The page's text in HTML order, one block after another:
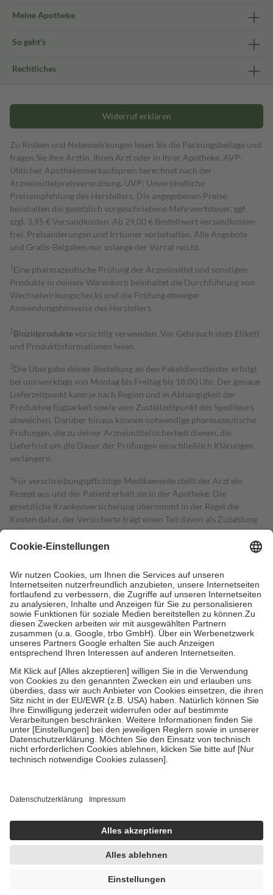
Meine Apotheke
So geht's
Rechtliches
Widerruf erklären
Zu Risiken und Nebenwirkungen lesen Sie die Packungsbeilage und
fragen Sie Ihre Ärztin, Ihren Arzt oder in Ihrer Apotheke. AVP:
Üblicher Apothekenverkaufspreis berechnet nach der
Arzneimittelpreisverordnung. UVP: Unverbindliche
Preisempfehlung des Herstellers. Die angegebenen Preise
beinhalten die gesetzlich vorgeschriebene Mehrwertsteuer, ggf.
zzgl. 3,95 € Versandkosten. Ab 29,00 € Bestell­wert versand­kosten­
frei. Preisänderungen und Irrtümer vorbehalten. Alle Angebote
und Gratis-Beigaben nur solange der Vorrat reicht.
1 Eine pharmazeutische Prüfung der Arzneimittel und sonstigen
Produkte in deinem Warenkorb beinhaltet die Durchführung von
Wechselwirkungschecks und die Prüfung etwaiger
Anwendungshinweise des Herstellers.
2Biozidproduktevorsichtig verwenden. Vor Gebrauch stets Etikett
und Produktinformationen lesen.
3Die Übergabe deiner Bestellung an den Paketdienstleister erfolgt
bei uns werktags von Montag bis Freitag bis 18:00 Uhr. Der genaue
Lieferzeitpunkt kann je nach Region und in Abhängigkeit der
Produktverfügbarkeit sowie vom Zustellzeitpunkt des Spediteurs
abweichen. Darüber hinaus können notwendige pharmazeutische
Prüfungen, die zu deiner Arzneimittelsicherheit dienen, die
Lieferfrist um die Dauer der Prüfungen einschließlich Klärungen
verlängern.
4Für verschreibungspflichtige Medikamente stellt der Arzt ein
Rezept aus und der Patient erhält sie in der Apotheke. Die
gesetzliche Krankenversicherung übernimmt in der Regel die
Kosten dafür, der Versicherte trägt einen Teil davon als Zuzahlung
mit.
Grundsätzlich leisten Mitglieder Zuzahlungen in Höhe von zehn
höchstens zehn Euro.
Es sind jedoch nie mehr als die tatsächlichen
Kosten der Leistung zu entrichten.
Diese Regeln gelten grundsätzlich auch für Online-Apotheken.
Bei Heilmitteln und häuslicher Krankenpflege beträgt die
Zuzahlung zehn Prozent der Kosten sowie zehn Euro je
Verordnung.
Um das Engagement der Versicherten für ihre eigene Gesundheit zu
stärken und die besondere Stellung der Familie zu unterstützen,
fallenkeine Zuzahlungenan bei:
• Kindern und Jugendlichen bis zum vollendeten 18. Lebensjahr
mit Ausnahme der Fahrkosten
• Untersuchungen zur Vorsorge und Früherkennung, die von der
GKV getragen werden
• empfohlenen Schutzimpfungen
• Harn- und Blutteststreifen
getroffen, um sicherzustellen, dass es sich um echte Bewertungen
https://help.etrusted.com/hc/de/articles/4419944605341
Einige Bilder und Inhalte wurden unter Zuhilfenahme künstlicher